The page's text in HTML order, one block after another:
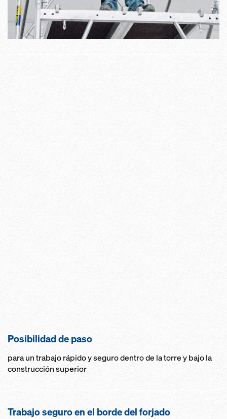
Posibilidad de paso
para un trabajo rápido y seguro dentro de la torre y bajo la
construcción superior
Trabajo seguro en el borde del forjado